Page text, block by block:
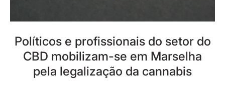
Políticos e profissionais do setor do
CBD mobilizam-se em Marselha
pela legalização da cannabis